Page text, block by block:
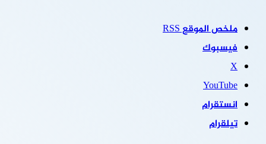
ملخص الموقع RSS
فيسبوك
‫X
‫YouTube
انستقرام
تيلقرام